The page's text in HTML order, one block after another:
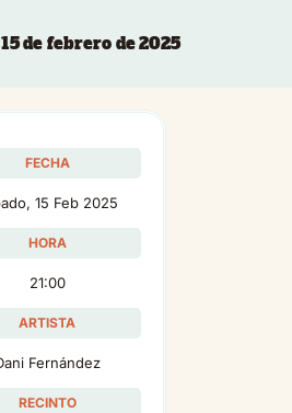
de febrero de 2025
FECHA
15 Feb 2025
HORA
21:00
ARTISTA
Fernández
RECINTO